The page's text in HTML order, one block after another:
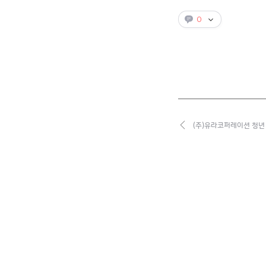
0
(주)유라코퍼레이션 청